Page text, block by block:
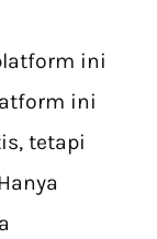
ini
ini
tetapi